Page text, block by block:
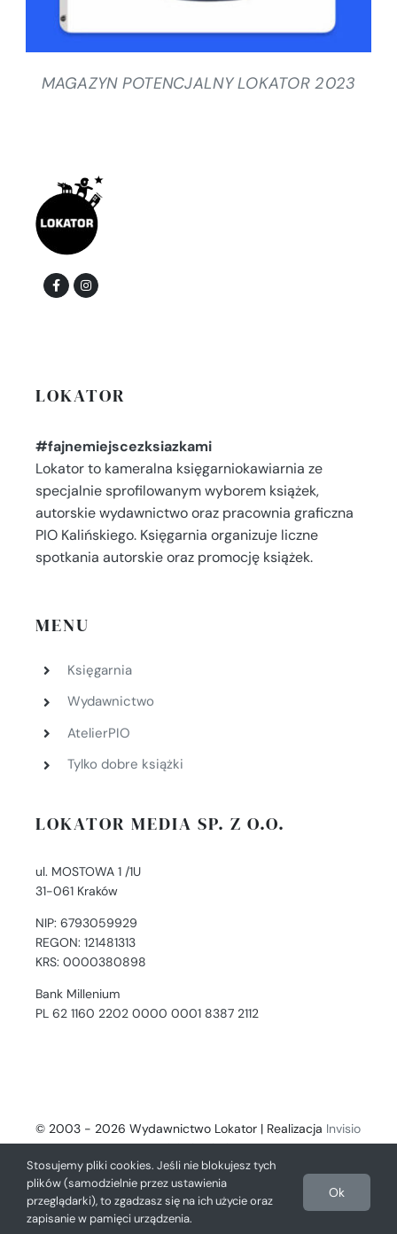
MAGAZYN POTENCJALNY LOKATOR 2023
LOKATOR
#fajnemiejscezksiazkami
Lokator to kameralna księgarniokawiarnia ze
specjalnie sprofilowanym wyborem książek,
autorskie wydawnictwo oraz pracownia graficzna
PIO Kalińskiego. Księgarnia organizuje liczne
spotkania autorskie oraz promocję książek.
MENU
Księgarnia
Wydawnictwo
AtelierPIO
Tylko dobre książki
LOKATOR MEDIA SP. Z O.O.
ul. MOSTOWA 1 /1U
31-061 Kraków
NIP: 6793059929
REGON: 121481313
KRS: 0000380898
Bank Millenium
PL 62 1160 2202 0000 0001 8387 2112
© 2003 - 2026 Wydawnictwo Lokator | Realizacja Invisio
- Digital Solutions
Stosujemy pliki cookies. Jeśli nie blokujesz tych
plików (samodzielnie przez ustawienia
przeglądarki), to zgadzasz się na ich użycie oraz
zapisanie w pamięci urządzenia.
Ok